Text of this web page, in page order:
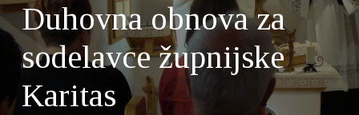
Duhovna obnova za
sodelavce župnijske
Karitas